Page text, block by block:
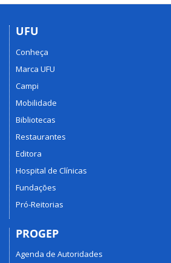
UFU
Conheça
Marca UFU
Campi
Mobilidade
Bibliotecas
Restaurantes
Editora
Hospital de Clínicas
Fundações
Pró-Reitorias
PROGEP
Agenda de Autoridades